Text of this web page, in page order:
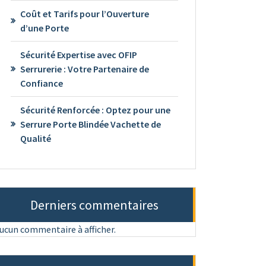
Coût et Tarifs pour l’Ouverture
d’une Porte
Sécurité Expertise avec OFIP
Serrurerie : Votre Partenaire de
Confiance
Sécurité Renforcée : Optez pour une
Serrure Porte Blindée Vachette de
Qualité
Derniers commentaires
commentaire à afficher.